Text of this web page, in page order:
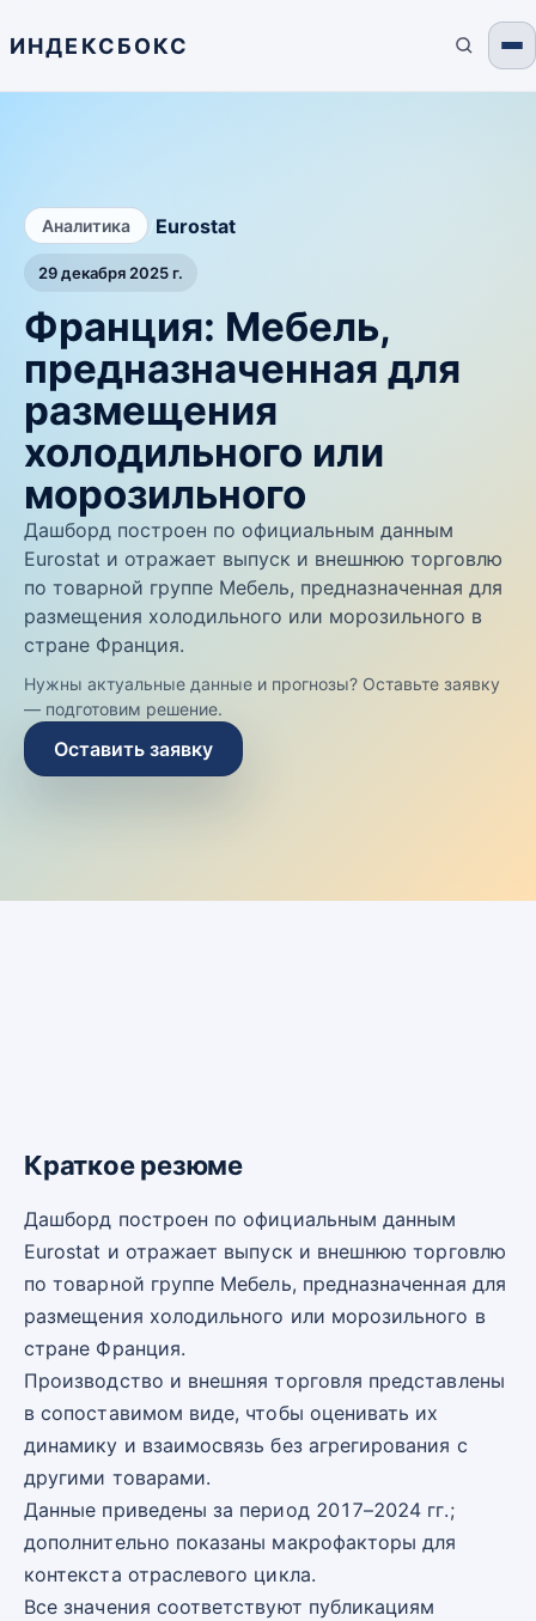
ИНДЕКСБОКС
Аналитика Eurostat
29 декабря 2025 г.
Франция: Мебель,
предназначенная для
размещения
холодильного или
морозильного
Дашборд построен по официальным данным
Eurostat и отражает выпуск и внешнюю торговлю
по товарной группе Мебель, предназначенная для
размещения холодильного или морозильного в
стране Франция.
Нужны актуальные данные и прогнозы? Оставьте заявку
— подготовим решение.
Оставить заявку
Краткое резюме
Дашборд построен по официальным данным
Eurostat и отражает выпуск и внешнюю торговлю
по товарной группе Мебель, предназначенная для
размещения холодильного или морозильного в
стране Франция.
Производство и внешняя торговля представлены
в сопоставимом виде, чтобы оценивать их
динамику и взаимосвязь без агрегирования с
другими товарами.
Данные приведены за период 2017–2024 гг.;
дополнительно показаны макрофакторы для
контекста отраслевого цикла.
Все значения соответствуют публикациям